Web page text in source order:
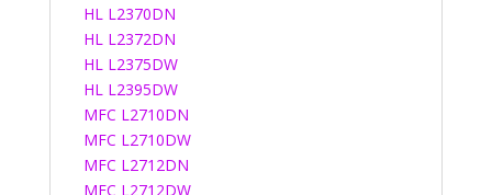
HL L2370DN
HL L2372DN
HL L2375DW
HL L2395DW
MFC L2710DN
MFC L2710DW
MFC L2712DN
MFC L2712DW